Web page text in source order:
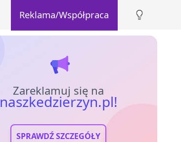
Reklama/Współpraca
Zareklamuj się na
naszkedzierzyn.pl!
SPRAWDŹ SZCZEGÓŁY